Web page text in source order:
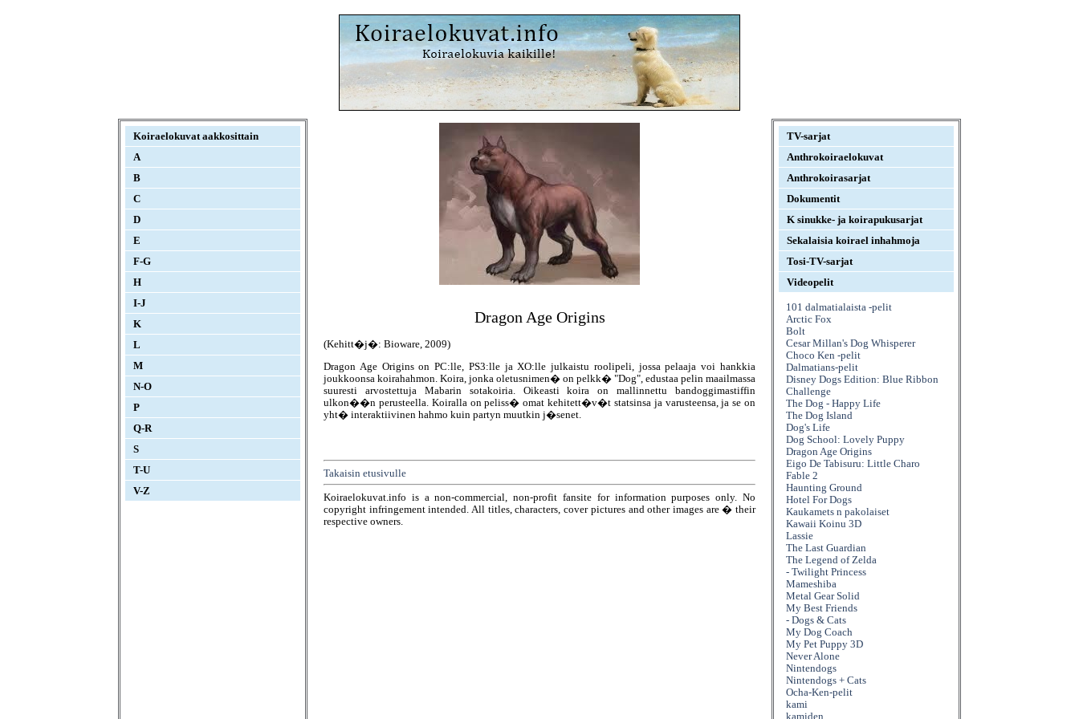
Koiraelokuvat aakkosittain
A
B
C
D
E
F-G
H
I-J
K
L
M
N-O
P
Q-R
S
T-U
V-Z
TV-sarjat
Anthrokoiraelokuvat
Anthrokoirasarjat
Dokumentit
K sinukke- ja koirapukusarjat
Sekalaisia koirael inhahmoja
Tosi-TV-sarjat
Videopelit
101 dalmatialaista -pelit
Arctic Fox
Bolt
Cesar Millan's Dog Whisperer
Choco Ken -pelit
Dalmatians-pelit
Disney Dogs Edition: Blue Ribbon
Challenge
The Dog - Happy Life
The Dog Island
Dog's Life
Dog School: Lovely Puppy
Dragon Age Origins
Eigo De Tabisuru: Little Charo
Fable 2
Haunting Ground
Hotel For Dogs
Kaukamets n pakolaiset
Kawaii Koinu 3D
Lassie
The Last Guardian
The Legend of Zelda
- Twilight Princess
Mameshiba
Metal Gear Solid
My Best Friends
- Dogs & Cats
My Dog Coach
My Pet Puppy 3D
Never Alone
Nintendogs
Nintendogs + Cats
Ocha-Ken-pelit
kami
kamiden
Dragon Age Origins
(Kehitt�j�: Bioware, 2009)
Dragon Age Origins on PC:lle, PS3:lle ja XO:lle julkaistu roolipeli, jossa pelaaja voi hankkia
joukkoonsa koirahahmon. Koira, jonka oletusnimen� on pelkk� "Dog", edustaa pelin maailmassa
suuresti arvostettuja Mabarin sotakoiria. Oikeasti koira on mallinnettu bandoggimastiffin
ulkon��n perusteella. Koiralla on peliss� omat kehitett�v�t statsinsa ja varusteensa, ja se on
yht� interaktiivinen hahmo kuin partyn muutkin j�senet.
Takaisin etusivulle
Koiraelokuvat.info is a non-commercial, non-profit fansite for information purposes only. No
copyright infringement intended. All titles, characters, cover pictures and other images are � their
respective owners.